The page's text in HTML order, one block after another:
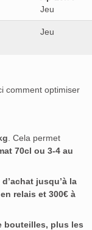
Jeu
Jeu
comment optimiser
. Cela permet
70cl ou 3-4 au
jusqu’à la
relais et 300€ à
bouteilles, plus les